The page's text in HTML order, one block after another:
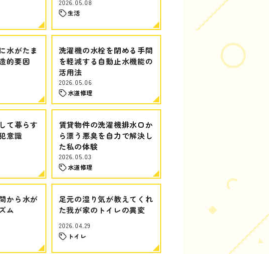
2026.05.08
生活
水がたま
的要因
洗濯機の水栓を閉める手間
を軽減する自動止水機能の
活用法
2026.05.06
水道修理
て暮らす
意識
賃貸物件の洗濯機排水口か
ら漂う悪臭を自力で解決し
た私の体験
2026.05.03
水道修理
から水が
ム
足元の湿り気が教えてくれ
た我が家のトイレの異変
2026.04.29
トイレ